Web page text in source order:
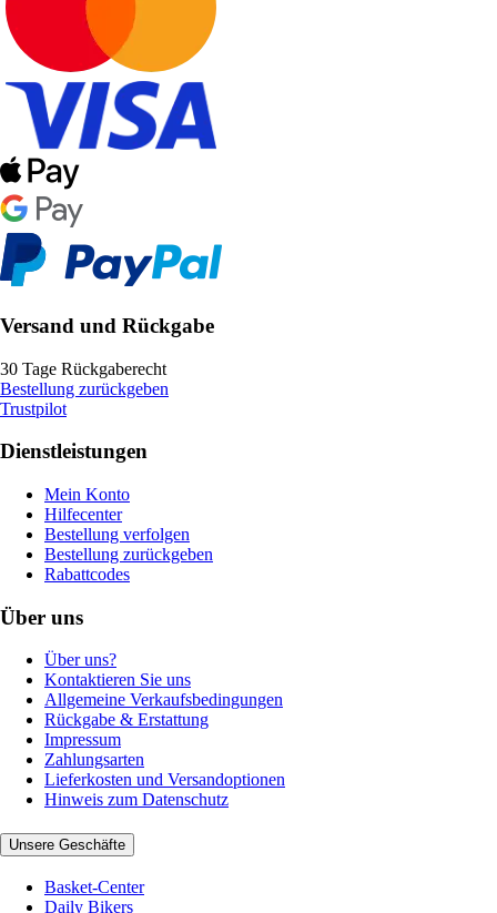
Versand und Rückgabe
30 Tage Rückgaberecht
Bestellung zurückgeben
Trustpilot
Dienstleistungen
Mein Konto
Hilfecenter
Bestellung verfolgen
Bestellung zurückgeben
Rabattcodes
Über uns
Über uns?
Kontaktieren Sie uns
Allgemeine Verkaufsbedingungen
Rückgabe & Erstattung
Impressum
Zahlungsarten
Lieferkosten und Versandoptionen
Hinweis zum Datenschutz
Unsere Geschäfte
Basket-Center
Daily Bikers